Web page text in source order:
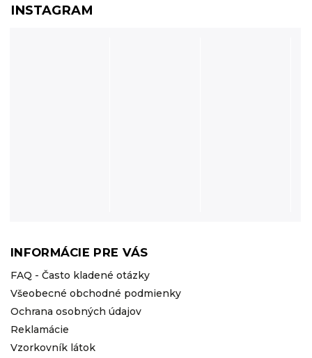
INFORMÁCIE PRE VÁS
FAQ - Často kladené otázky
Všeobecné obchodné podmienky
Ochrana osobných údajov
Reklamácie
Vzorkovník látok
INSTAGRAM